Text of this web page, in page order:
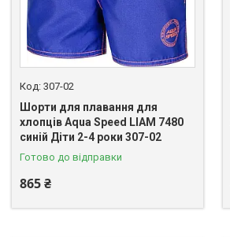
307-02
Шорти для плавання для
хлопців Aqua Speed LIAM 7480
синій Діти 2-4 роки 307-02
Готово до відправки
865 ₴